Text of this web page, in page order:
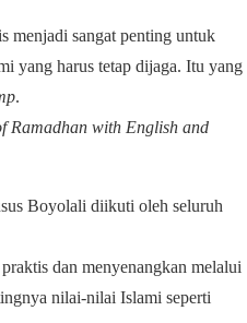
menjadi sangat penting untuk
yang harus tetap dijaga. Itu yang
.
Ramadhan with English and
Boyolali diikuti oleh seluruh
dan menyenangkan melalui
nilai-nilai Islami seperti